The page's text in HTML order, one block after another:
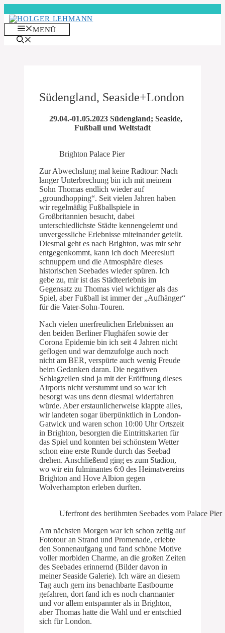
Inhalt
springen MENÜ
Südengland, Seaside+London
29.04.-01.05.2023 Südengland; Seaside,
Fußball und Weltstadt
Brighton Palace Pier
Zur Abwechslung mal keine Radtour: Nach
langer Unterbrechung bin ich mit meinem
Sohn Thomas endlich wieder auf
„groundhopping“. Seit vielen Jahren haben
wir regelmäßig Fußballspiele in
Großbritannien besucht, dabei
unterschiedlichste Städte kennengelernt und
unvergessliche Erlebnisse miteinander geteilt.
Diesmal geht es nach Brighton, was mir sehr
entgegenkommt, kann ich doch Meeresluft
schnuppern und die Atmosphäre dieses
historischen Seebades wieder spüren. Ich
gebe zu, mir ist das Städteerlebnis im
Gegensatz zu Thomas viel wichtiger als das
Spiel, aber Fußball ist immer der „Aufhänger“
für die Vater-Sohn-Touren.
Nach vielen unerfreulichen Erlebnissen an
den beiden Berliner Flughäfen sowie der
Corona Epidemie bin ich seit 4 Jahren nicht
geflogen und war demzufolge auch noch
nicht am BER, verspürte auch wenig Freude
beim Gedanken daran. Die negativen
Schlagzeilen sind ja mit der Eröffnung dieses
Airports nicht verstummt und so war ich
besorgt was uns denn diesmal widerfahren
würde. Aber erstaunlicherweise klappte alles,
wir landeten sogar überpünktlich in London-
Gatwick und waren schon 10:00 Uhr Ortszeit
in Brighton, besorgten die Eintrittskarten für
das Spiel und konnten bei schönstem Wetter
schon eine erste Runde durch das Seebad
drehen. Anschließend ging es zum Stadion,
wo wir ein fulminantes 6:0 des Heimatvereins
Brighton and Hove Albion gegen
Wolverhampton erleben durften.
Uferfront des berühmten Seebades vom Palace Pier
Am nächsten Morgen war ich schon zeitig auf
Fototour an Strand und Promenade, erlebte
den Sonnenaufgang und fand schöne Motive
voller morbiden Charme, an die großen Zeiten
des Seebades erinnernd (Bilder davon in
meiner Seaside Galerie). Ich wäre an diesem
Tag auch gern ins benachbarte Eastbourne
gefahren, dort fand ich es noch charmanter
und vor allem entspannter als in Brighton,
aber Thomas hatte die Wahl und er entschied
sich für London.